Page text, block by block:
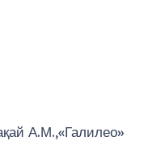
А.М.,«Галилео»